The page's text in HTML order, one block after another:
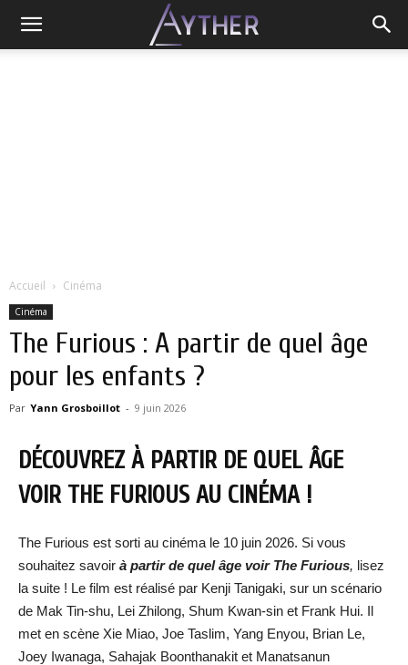
Accueil Cinéma
Cinéma
The Furious : A partir de quel âge
pour les enfants ?
Par Yann Grosboillot - 9 juin 2026
DÉCOUVREZ À PARTIR DE QUEL ÂGE
VOIR THE FURIOUS AU CINÉMA !
The Furious est sorti au cinéma le 10 juin 2026. Si vous
souhaitez savoir à partir de quel âge voir The Furious, lisez
la suite ! Le film est réalisé par Kenji Tanigaki, sur un scénario
de Mak Tin-shu, Lei Zhilong, Shum Kwan-sin et Frank Hui. Il
met en scène Xie Miao, Joe Taslim, Yang Enyou, Brian Le,
Joey Iwanaga, Sahajak Boonthanakit et Manatsanun